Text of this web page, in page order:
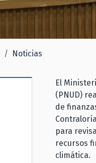
Noticias
El
(PNUD)
de
para
recursos
climática.